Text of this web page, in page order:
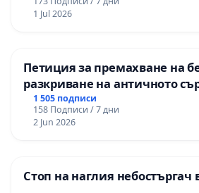
1 Jul 2026
Петиция за премахване на
разкриване на античното
Могиланската могила във
1 505 подписи
158 Подписи / 7 дни
2 Jun 2026
Стоп на наглия небостъргач